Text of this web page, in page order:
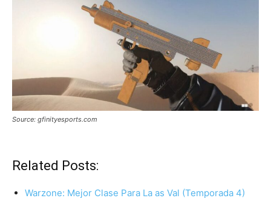
Source: gfinityesports.com
Related Posts:
Warzone: Mejor Clase Para La as Val (Temporada 4)